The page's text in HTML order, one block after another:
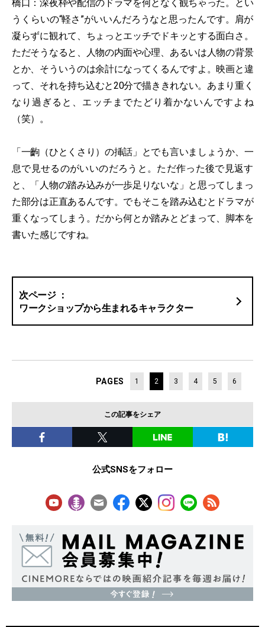
橋口：深夜枠や配信のドラマを何となく観ちゃった。とい
うくらいの“軽さ”がいいんだろうなと思ったんです。肩が
凝らずに観れて、ちょっとエッチでドキッとする面白さ。
ただそうなると、人物の内面や心理、あるいは人物の背景
とか、そういうのは余計になってくるんですよ。映画と違
って、それを持ち込むと20分で描ききれない。あまり重く
なり過ぎると、エッチまでたどり着かないんですよね
（笑）。
「一齣（ひとくさり）の挿話」とでも言いましょうか、一
息で見せるのがいいのだろうと。ただ作った後で見返す
と、「人物の踏み込みが一歩足りないな」と思ってしまっ
た部分は正直あるんです。でもそこを踏み込むとドラマが
重くなってしまう。だから何とか踏みとどまって、脚本を
書いた感じですね。
ワークショップから生まれるキャラクター
PAGES 1 2 3 4 5 6
この記事をシェア
公式SNSをフォロー